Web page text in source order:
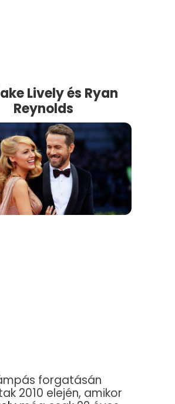
Lively és Ryan
Reynolds
forgatásán
2010 elején, amikor